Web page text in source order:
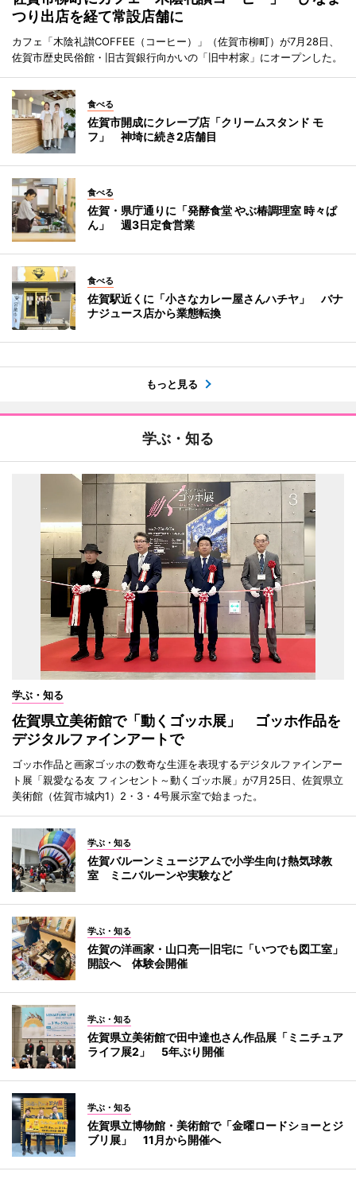
つり出店を経て常設店舗に
カフェ「木陰礼讃COFFEE（コーヒー）」（佐賀市柳町）が7月28日、
佐賀市歴史民俗館・旧古賀銀行向かいの「旧中村家」にオープンした。
食べる
佐賀市開成にクレープ店「クリームスタンド モ
フ」 神埼に続き2店舗目
食べる
佐賀・県庁通りに「発酵食堂 やぶ椿調理室 時々ぱ
ん」 週3日定食営業
食べる
佐賀駅近くに「小さなカレー屋さんハチヤ」 バナ
ナジュース店から業態転換
もっと見る
学ぶ・知る
学ぶ・知る
佐賀県立美術館で「動くゴッホ展」 ゴッホ作品を
デジタルファインアートで
ゴッホ作品と画家ゴッホの数奇な生涯を表現するデジタルファインアー
ト展「親愛なる友 フィンセント～動くゴッホ展」が7月25日、佐賀県立
美術館（佐賀市城内1）2・3・4号展示室で始まった。
学ぶ・知る
佐賀バルーンミュージアムで小学生向け熱気球教
室 ミニバルーンや実験など
学ぶ・知る
佐賀の洋画家・山口亮一旧宅に「いつでも図工室」
開設へ 体験会開催
学ぶ・知る
佐賀県立美術館で田中達也さん作品展「ミニチュア
ライフ展2」 5年ぶり開催
学ぶ・知る
佐賀県立博物館・美術館で「金曜ロードショーとジ
ブリ展」 11月から開催へ